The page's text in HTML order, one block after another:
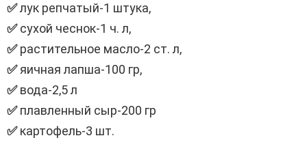
✅лук репчатый-1 штука,
✅сухой чеснок-1 ч. л,
✅растительное масло-2 ст. л,
✅яичная лапша-100 гр,
✅вода-2,5 л
✅плавленный сыр-200 гр
✅картофель-3 шт.